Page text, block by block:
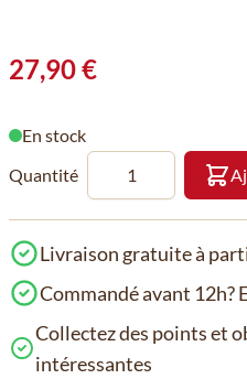
27,90 €
En stock
Quantité
Livraison gratuite à
Commandé avant 12h?
Collectez des points et
intéressantes